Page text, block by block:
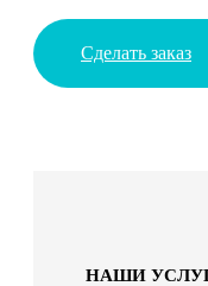
Сделать заказ
НАШИ